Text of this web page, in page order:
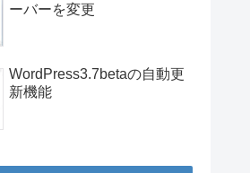
ーバーを変更
WordPress3.7betaの自動更
新機能